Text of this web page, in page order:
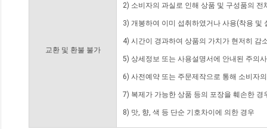
교환 및 환불 불가
2) 소비자의 과실로 인해 상품 및 구성품의
3) 개봉하여 이미 섭취하였거나 사용(착용 및
4) 시간이 경과하여 상품의 가치가 현저히 감
5) 상세정보 또는 사용설명서에 안내된 주의
6) 사전예약 또는 주문제작으로 통해 소비자
7) 복제가 가능한 상품 등의 포장을 훼손한 경
8) 맛, 향, 색 등 단순 기호차이에 의한 경우